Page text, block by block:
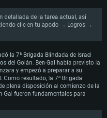
detallada de la tarea actual, así
clic en tu apodo → Logros →
la 7ª Brigada Blindada de Israel
del Golán. Ben-Gal había previsto la
y empezó a preparar a su
Como resultado, la 7ª Brigada
plena disposición al comienzo de la
Gal fueron fundamentales para